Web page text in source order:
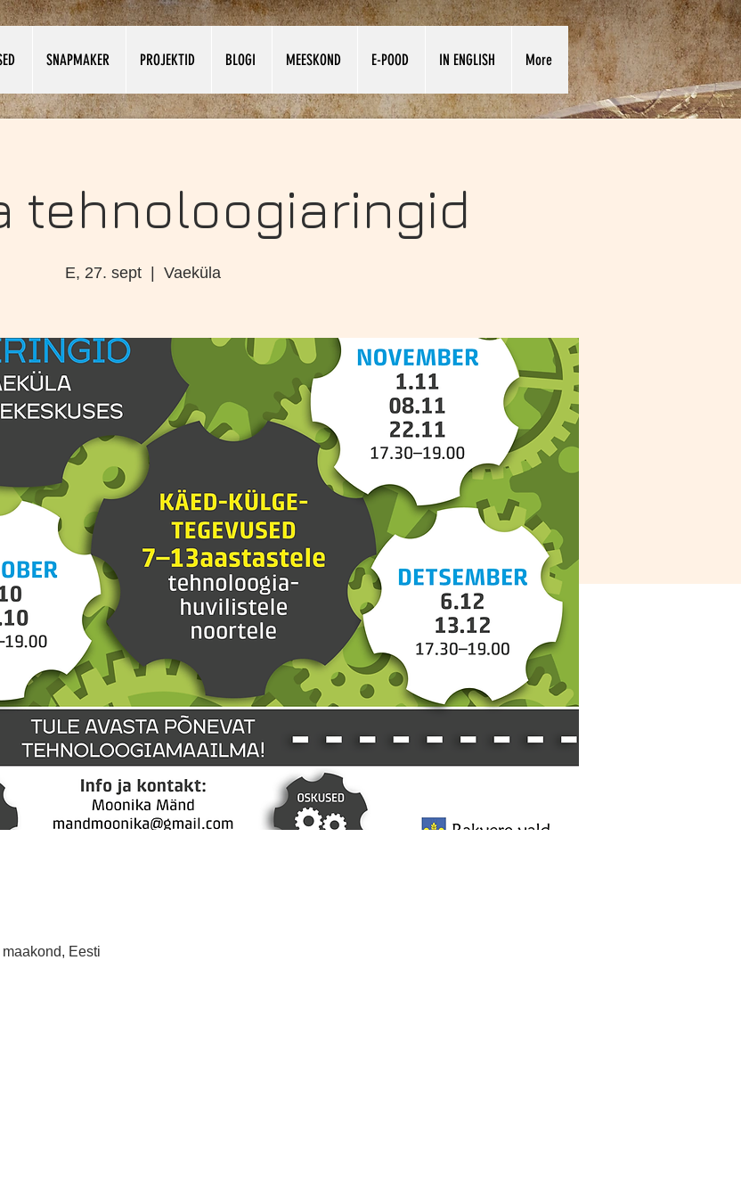
SNAPMAKER PROJEKTID BLOGI MEESKOND E-POOD IN ENGLISH More
tehnoloogiaringid
E, 27. sept
  |
Vaeküla
Eesti